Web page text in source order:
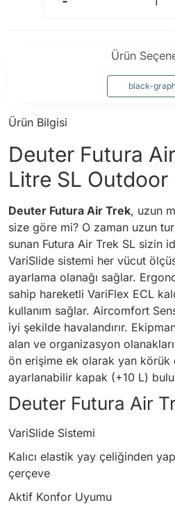
Ürün
black-
Ürün Bilgisi
Deuter Futura
Litre SL Outdoor
Deuter Futura Air Trek, uzun
size göre mi? O zaman uzun
sunan Futura Air Trek SL sizin
VariSlide sistemi her vücut
ayarlama olanağı sağlar.
sahip hareketli VariFlex ECL
kullanım sağlar. Aircomfort
iyi şekilde havalandırır.
alan ve organizasyon
ön erişime ek olarak yan körük
ayarlanabilir kapak (+10 L)
Deuter Futura Air
VariSlide Sistemi
Kalıcı elastik yay çeliğinden
çerçeve
Aktif Konfor Uyumu